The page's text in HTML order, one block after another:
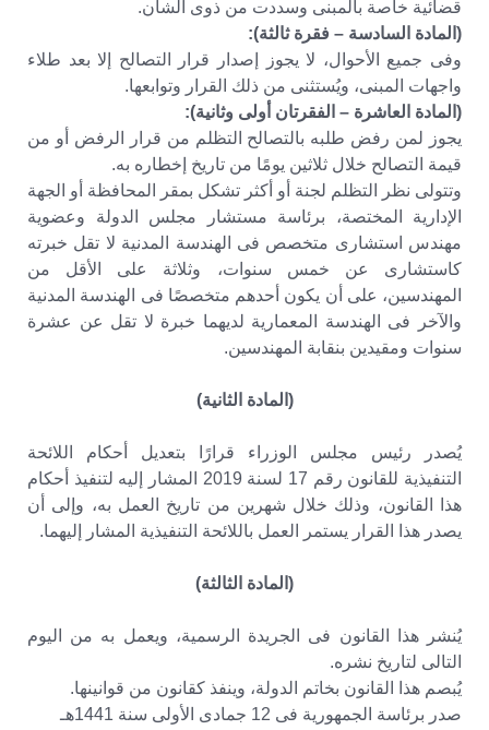
قضائية خاصة بالمبنى وسددت من ذوى الشأن.
(المادة السادسة – فقرة ثالثة):
وفى جميع الأحوال، لا يجوز إصدار قرار التصالح إلا بعد طلاء
واجهات المبنى، ويُستثنى من ذلك القرار وتوابعها.
(المادة العاشرة – الفقرتان أولى وثانية):
يجوز لمن رفض طلبه بالتصالح التظلم من قرار الرفض أو من
قيمة التصالح خلال ثلاثين يومًا من تاريخ إخطاره به.
وتتولى نظر التظلم لجنة أو أكثر تشكل بمقر المحافظة أو الجهة
الإدارية المختصة، برئاسة مستشار مجلس الدولة وعضوية
مهندس استشارى متخصص فى الهندسة المدنية لا تقل خبرته
كاستشارى عن خمس سنوات، وثلاثة على الأقل من
المهندسين، على أن يكون أحدهم متخصصًا فى الهندسة المدنية
والآخر فى الهندسة المعمارية لديهما خبرة لا تقل عن عشرة
سنوات ومقيدين بنقابة المهندسين.
(المادة الثانية)
يُصدر رئيس مجلس الوزراء قرارًا بتعديل أحكام اللائحة
التنفيذية للقانون رقم 17 لسنة 2019 المشار إليه لتنفيذ أحكام
هذا القانون، وذلك خلال شهرين من تاريخ العمل به، وإلى أن
يصدر هذا القرار يستمر العمل باللائحة التنفيذية المشار إليهما.
(المادة الثالثة)
يُنشر هذا القانون فى الجريدة الرسمية، ويعمل به من اليوم
التالى لتاريخ نشره.
يُبصم هذا القانون بخاتم الدولة، وينفذ كقانون من قوانينها.
صدر برئاسة الجمهورية فى 12 جمادى الأولى سنة 1441هـ